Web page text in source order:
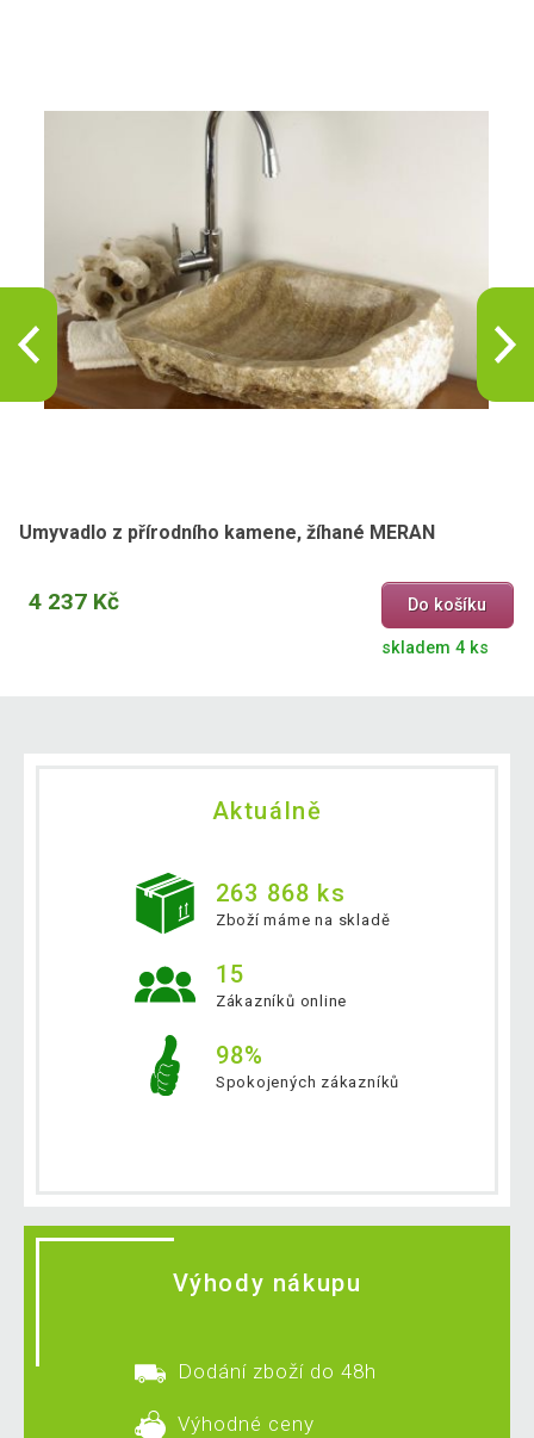
Umyvadlo z přírodního kamene, žíhané MERAN
4 237 Kč Do košíku
skladem 4 ks
Aktuálně
263 868 ks
Zboží máme na skladě
15
Zákazníků online
98%
Spokojených zákazníků
Výhody nákupu
Dodání zboží do 48h
Výhodné ceny